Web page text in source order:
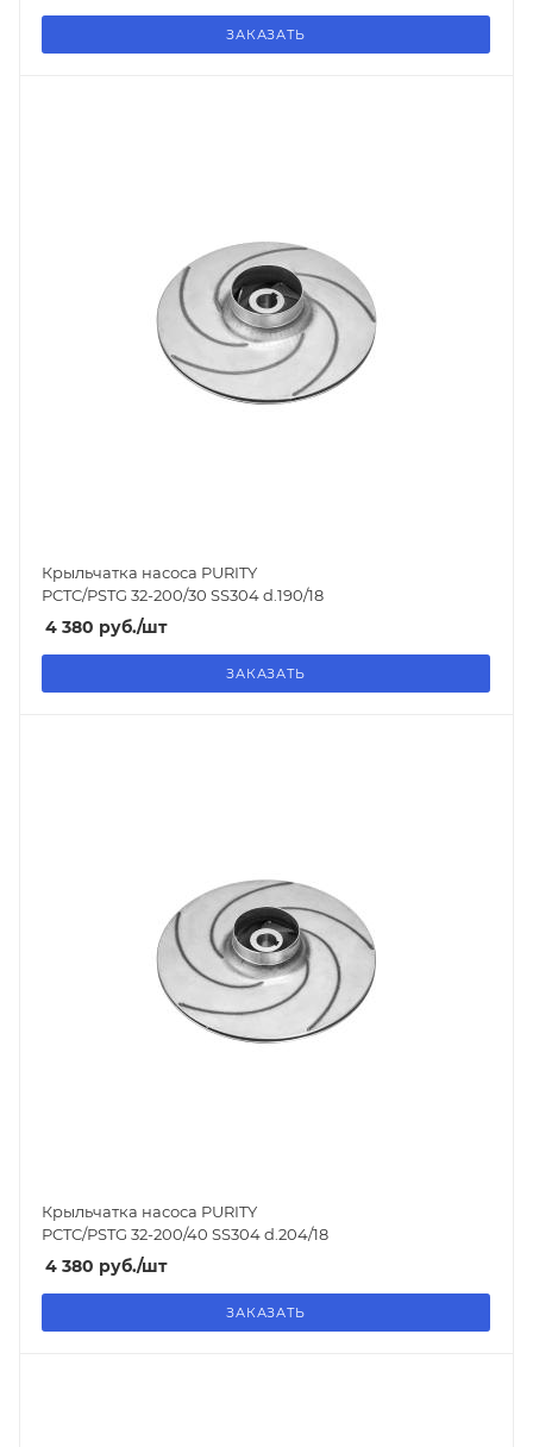
ЗАКАЗАТЬ
Крыльчатка насоса PURITY
PCTC/PSTG 32-200/30 SS304 d.190/18
4 380 руб./шт
ЗАКАЗАТЬ
Крыльчатка насоса PURITY
PCTC/PSTG 32-200/40 SS304 d.204/18
4 380 руб./шт
ЗАКАЗАТЬ